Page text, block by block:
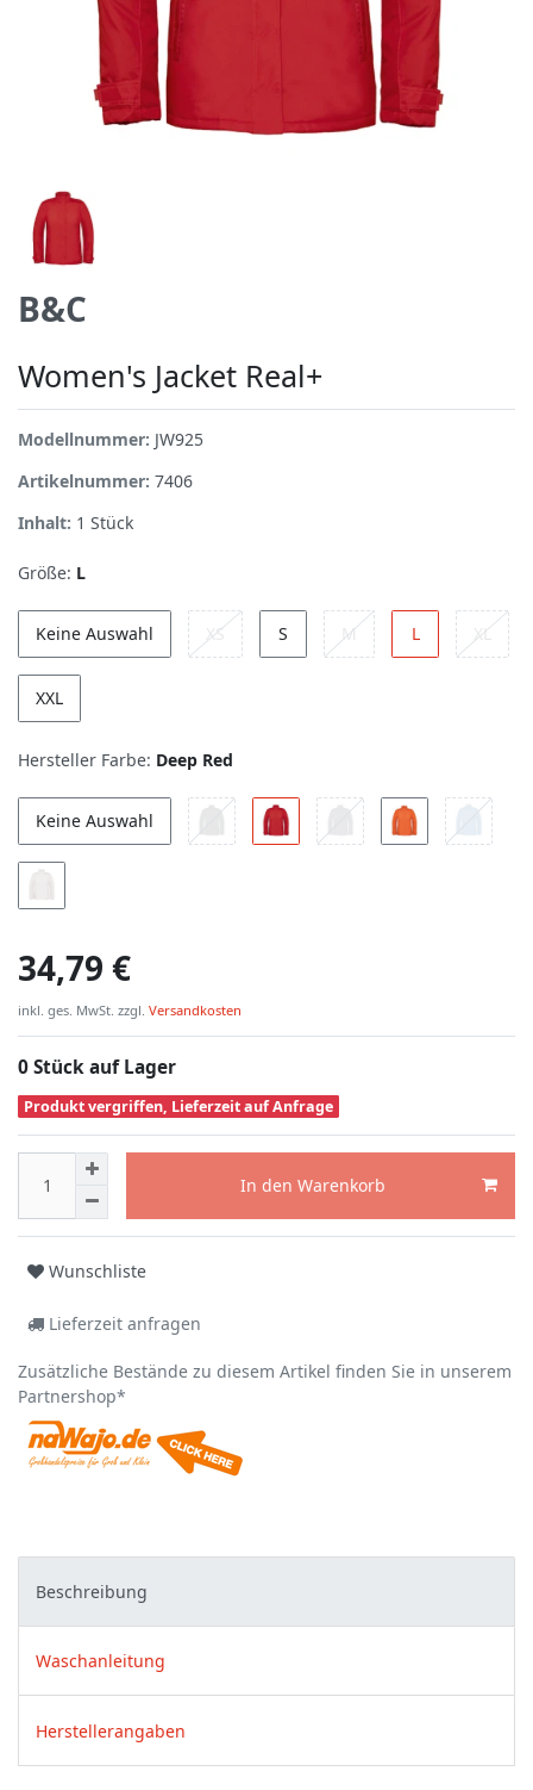
B&C
Women's Jacket Real+
Modellnummer: JW925
Artikelnummer: 7406
Inhalt: 1 Stück
Größe: L
Keine Auswahl XS S M L XL
XXL
Hersteller Farbe: Deep Red
Keine Auswahl
34,79 €
inkl. ges. MwSt. zzgl. Versandkosten
0 Stück auf Lager
Produkt vergriffen, Lieferzeit auf Anfrage
In den Warenkorb
Wunschliste
Lieferzeit anfragen
Zusätzliche Bestände zu diesem Artikel finden Sie in unserem
Partnershop*
Beschreibung
Waschanleitung
Herstellerangaben